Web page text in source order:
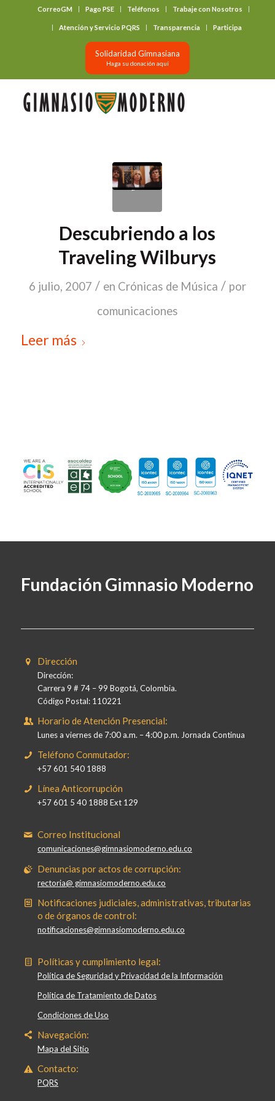
CorreoGM Pago PSE Teléfonos Trabaje con Nosotros
Atención y Servicio PQRS Transparencia Participa
Solidaridad Gimnasiana
Haga su donación aquí
Descubriendo a los
Traveling Wilburys
6 julio, 2007 / en Crónicas de Música / por
comunicaciones
Leer más
Fundación Gimnasio Moderno
Dirección
Dirección:
Carrera 9 # 74 – 99 Bogotá, Colombia.
Código Postal: 110221
Horario de Atención Presencial:
Lunes a viernes de 7:00 a.m. – 4:00 p.m. Jornada Continua
Teléfono Conmutador:
+57 601 540 1888
Línea Anticorrupción
+57 601 5 40 1888 Ext 129
Correo Institucional
comunicaciones@gimnasiomoderno.edu.co
Denuncias por actos de corrupción:
rectoria@ gimnasiomoderno.edu.co
Notificaciones judiciales, administrativas, tributarias
o de órganos de control:
notificaciones@gimnasiomoderno.edu.co
Políticas y cumplimiento legal:
Política de Seguridad y Privacidad de la Información
Política de Tratamiento de Datos
Condiciones de Uso
Navegación:
Mapa del Sitio
Contacto:
PQRS